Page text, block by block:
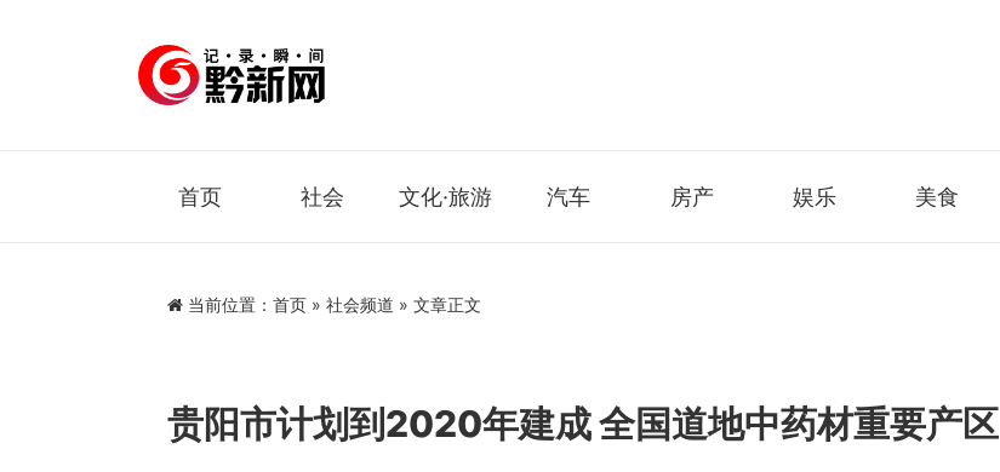
首页 社会 文化·旅游 汽车 房产 娱乐 美食
当前位置： 首页 » 社会频道 » 文章正文
贵阳市计划到2020年建成 全国道地中药材重要产区